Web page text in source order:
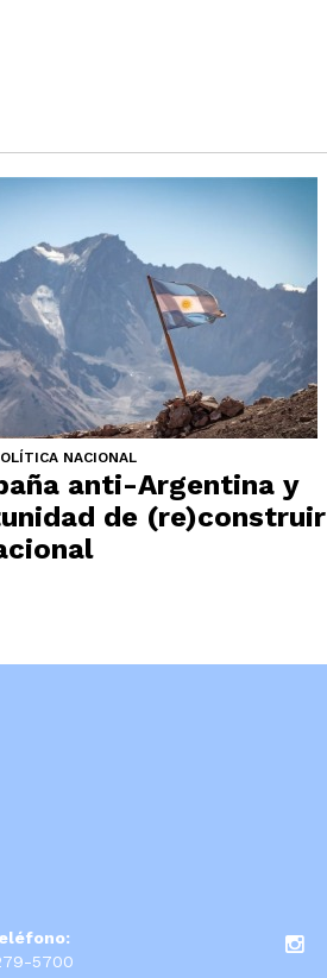
NACIONAL
anti-Argentina y
de (re)construir
5700